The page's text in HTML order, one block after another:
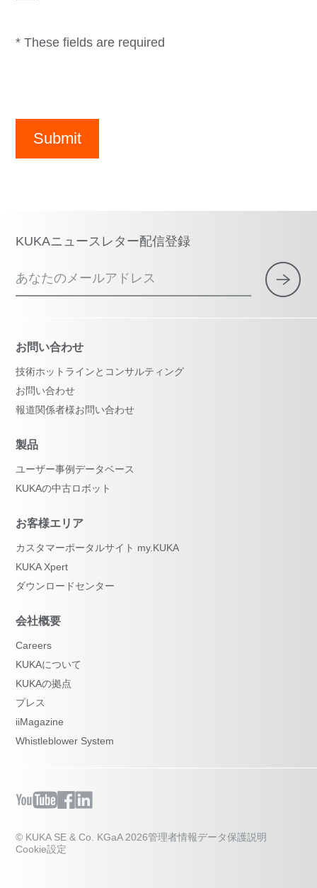
* These fields are required
Submit
KUKAニュースレター配信登録
あなたのメールアドレス
お問い合わせ
技術ホットラインとコンサルティング
お問い合わせ
報道関係者様お問い合わせ
製品
ユーザー事例データベース
KUKAの中古ロボット
お客様エリア
カスタマーポータルサイト my.KUKA
KUKA Xpert
ダウンロードセンター
会社概要
Careers
KUKAについて
KUKAの拠点
プレス
iiMagazine
Whistleblower System
© KUKA SE & Co. KGaA 2026管理者情報データ保護説明
Cookie設定